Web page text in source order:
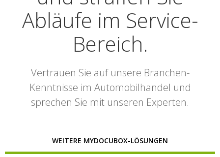
Abläufe im Service-
Bereich.
Vertrauen Sie auf unsere Branchen-
Kenntnisse im Automobilhandel und
sprechen Sie mit unseren Experten.
WEITERE MYDOCUBOX-LÖSUNGEN